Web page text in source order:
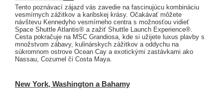
Tento poznávací zájazd vás zavedie na fascinujúcu kombináciu
vesmírnych zážitkov a karibskej krásy. Očakávať môžete
návštevu Kennedyho vesmírneho centra s možnosťou vidieť
Space Shuttle Atlantis® a zažiť Shuttle Launch Experience®.
Cesta pokračuje na MSC Grandiosa, kde si užijete luxus plavby s
množstvom zábavy, kulinárskych zážitkov a oddychu na
súkromnom ostrove Ocean Cay a exotickými zastávkami ako
Nassau, Cozumel či Costa Maya.
New York, Washington a Bahamy